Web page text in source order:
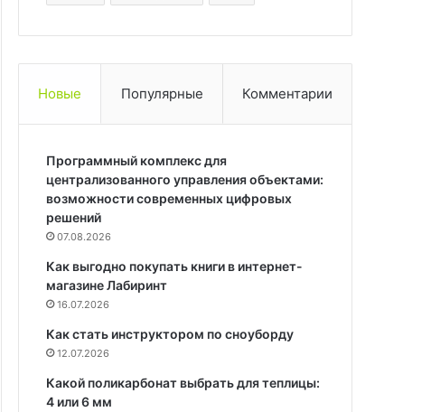
Новые Популярные Комментарии
Программный комплекс для
централизованного управления объектами:
возможности современных цифровых
решений
07.08.2026
Как выгодно покупать книги в интернет-
магазине Лабиринт
16.07.2026
Как стать инструктором по сноуборду
12.07.2026
Какой поликарбонат выбрать для теплицы:
4 или 6 мм